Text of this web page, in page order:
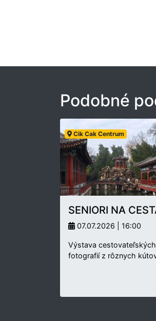
Podobné
Cik Cak Centrum
SENIORI NA
07.07.2026 | 16:00
Výstava cestovateľských
fotografií z rôznych